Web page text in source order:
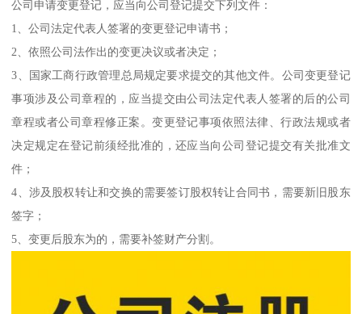
公司申请变更登记，应当向公司登记提交下列文件：
1、公司法定代表人签署的变更登记申请书；
2、依照公司法作出的变更决议或者决定；
3、国家工商行政管理总局规定要求提交的其他文件。公司变更登记
事项涉及公司章程的，应当提交由公司法定代表人签署的后的公司
章程或者公司章程修正案。变更登记事项依照法律、行政法规或者
决定规定在登记前须经批准的，还应当向公司登记提交有关批准文
件；
4、涉及股权转让和交换的需要签订股权转让合同书，需要新旧股东
签字；
5、变更后股东为的，需要补签财产分割。